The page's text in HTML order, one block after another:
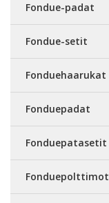
Fondue-padat
Fondue-setit
Fonduehaarukat
Fonduepadat
Fonduepatasetit
Fonduepolttimot